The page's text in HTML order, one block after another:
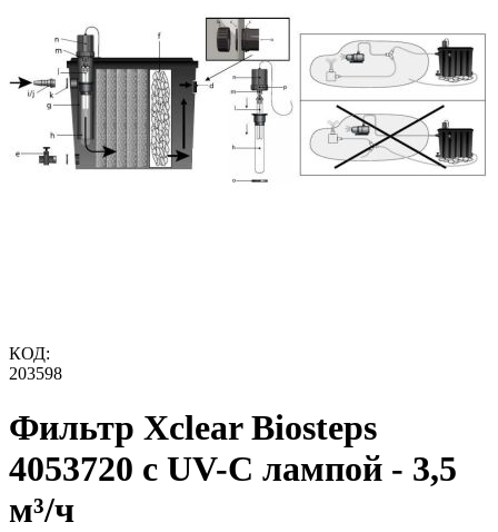
КОД:
203598
Фильтр Xclear Biosteps
4053720 с UV-C лампой - 3,5
м³/ч